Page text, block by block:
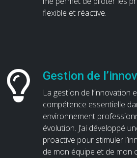
flexible et réactive.
Gestion de
La gestion de l’innovation
compétence essentielle
environnement
évolution. J’ai développé
proactive pour stimuler
de mon équipe et de mon